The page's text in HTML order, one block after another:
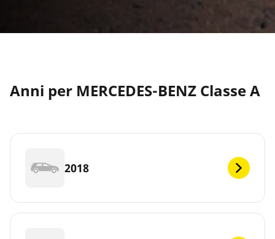
Anni per MERCEDES-BENZ Classe A
2018